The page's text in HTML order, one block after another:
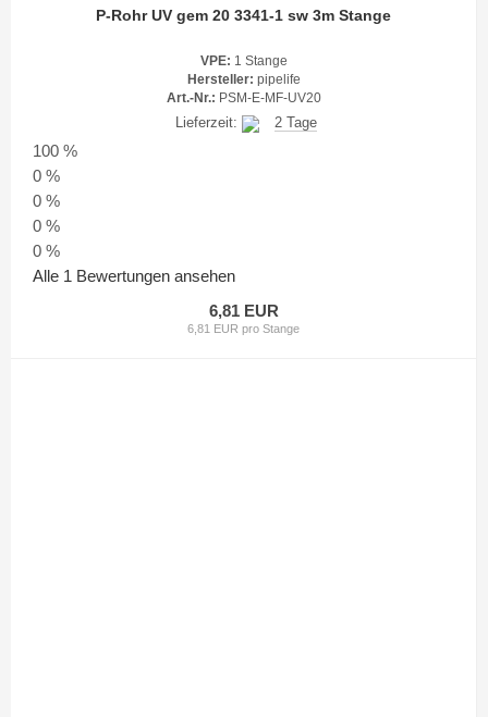
P-Rohr UV gem 20 3341-1 sw 3m Stange
VPE: 1 Stange
Hersteller: pipelife
Art.-Nr.: PSM-E-MF-UV20
Lieferzeit: 2 Tage
100 %
0 %
0 %
0 %
0 %
Alle 1 Bewertungen ansehen
6,81 EUR
6,81 EUR pro Stange